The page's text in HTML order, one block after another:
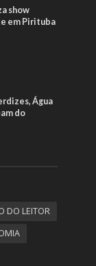
show
em Pirituba
Água
do
DO LEITOR